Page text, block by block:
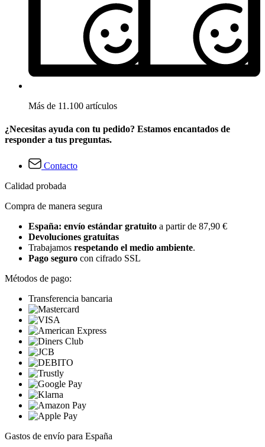
Más de 11.100 artículos
¿Necesitas ayuda con tu pedido? Estamos encantados de
responder a tus preguntas.
Contacto
Calidad probada
Compra de manera segura
España: envío estándar gratuito a partir de 87,90 €
Devoluciones gratuitas
Trabajamos respetando el medio ambiente.
Pago seguro con cifrado SSL
Métodos de pago:
Transferencia bancaria
Gastos de envío para España